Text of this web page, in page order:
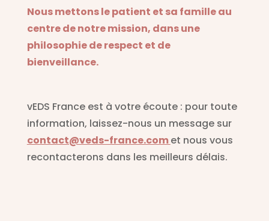
Nous mettons le patient et sa famille au
centre de notre mission, dans une
philosophie de respect et de
bienveillance.
vEDS France est à votre écoute : pour toute
information, laissez-nous un message sur
contact@veds-france.comet nous vous
recontacterons dans les meilleurs délais.